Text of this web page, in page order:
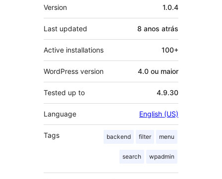
Meta
Version 1.0.4
Last updated 8 anos atrás
Active installations 100+
WordPress version 4.0 ou maior
Tested up to 4.9.30
Language English (US)
Tags backend filter menu
search wpadmin